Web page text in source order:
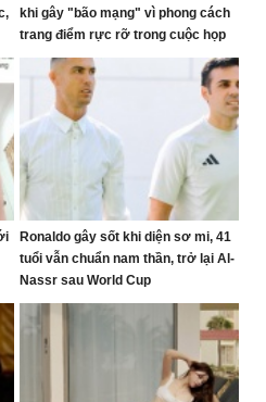
khi gây "bão mạng" vì phong cách
trang điểm rực rỡ trong cuộc họp
ngân sách
Ronaldo gây sốt khi diện sơ mi, 41
tuổi vẫn chuẩn nam thần, trở lại Al-
Nassr sau World Cup